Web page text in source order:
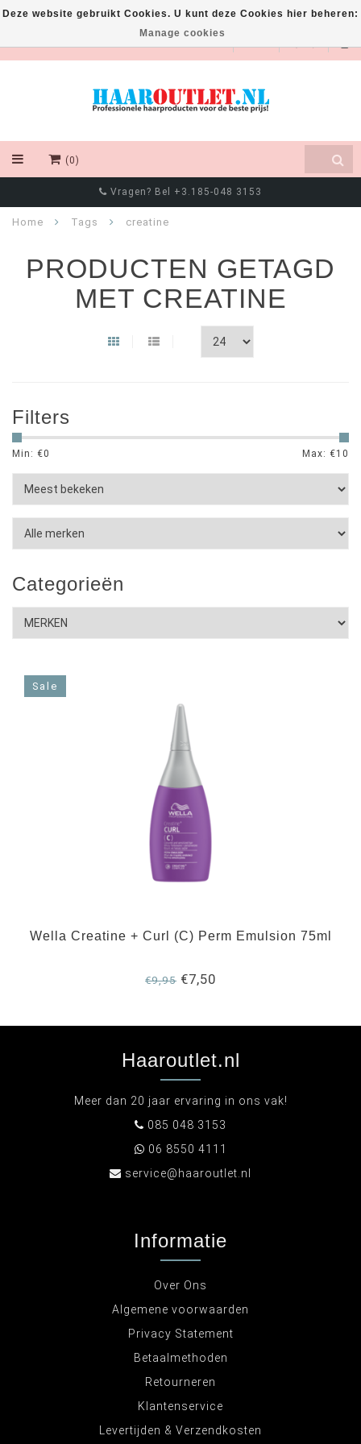
EUR
(0)
Vragen? Bel +3.185-048 3153
Home Tags creatine
PRODUCTEN GETAGD
MET CREATINE
Filters
Min: €0 Max: €10
Categorieën
Sale
Wella Creatine + Curl (C) Perm Emulsion 75ml
€9,95 €7,50
Deze website gebruikt Cookies. U kunt deze Cookies hier beheren:
Manage cookies
Haaroutlet.nl
Meer dan 20 jaar ervaring in ons vak!
085 048 3153
06 8550 4111
service@haaroutlet.nl
Informatie
Over Ons
Algemene voorwaarden
Privacy Statement
Betaalmethoden
Retourneren
Klantenservice
Levertijden & Verzendkosten